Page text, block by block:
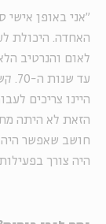
"אני באופן
האחדה. היכולת
לאום והנרטיב
עד
היינו צריכים
הזאת לא היתה
חושב שאפשר היה
היה צורך